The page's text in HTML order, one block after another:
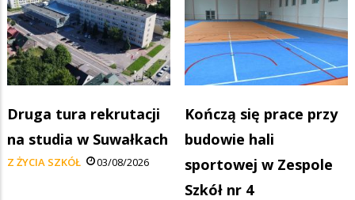
Druga tura rekrutacji
na studia w Suwałkach
Z ŻYCIA SZKÓŁ 03/08/2026
Kończą się prace przy
budowie hali
sportowej w Zespole
Szkół nr 4